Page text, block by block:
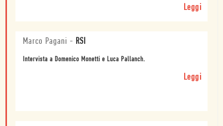
Leggi
Marco Pagani - RSI
Intervista a Domenico Monetti e Luca Pallanch.
Leggi